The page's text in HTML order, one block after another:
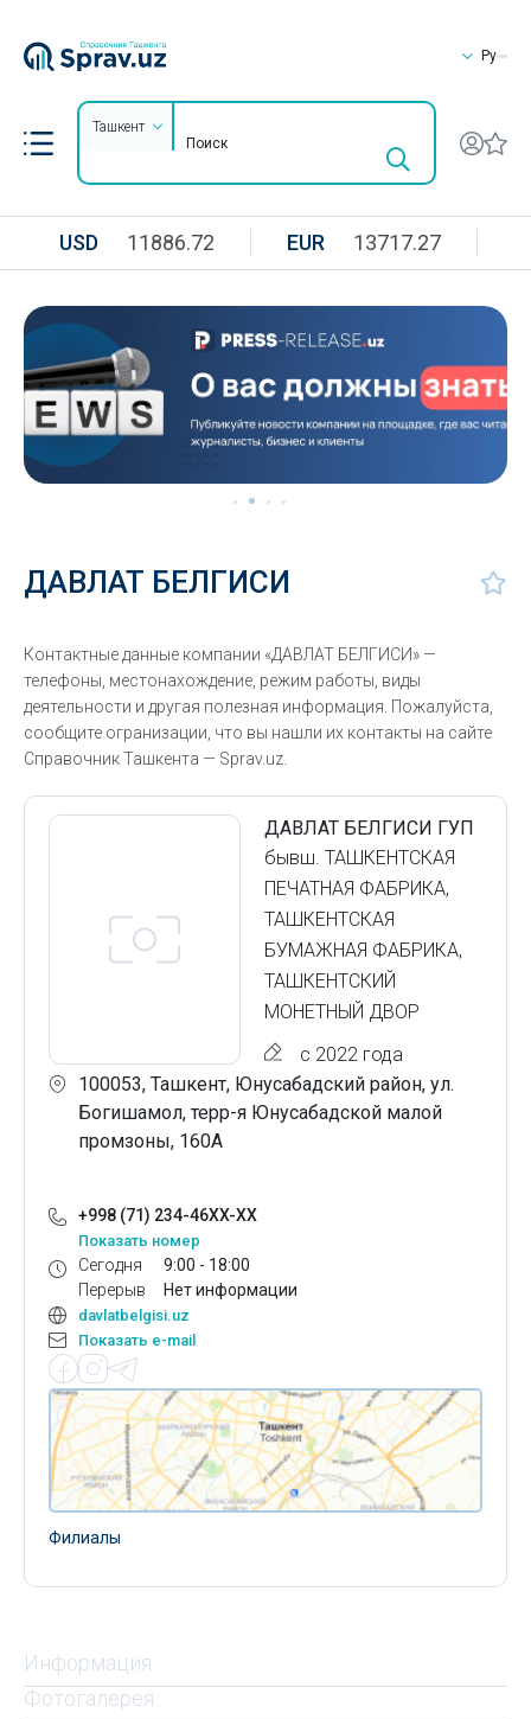
Ру
Ташкент
USD 11886.72 EUR 13717.27
ДАВЛАТ БЕЛГИСИ
Контактные данные компании «ДАВЛАТ БЕЛГИСИ» —
телефоны, местонахождение, режим работы, виды
деятельности и другая полезная информация. Пожалуйста,
сообщите огранизации, что вы нашли их контакты на сайте
Справочник Ташкента — Sprav.uz.
ДАВЛАТ БЕЛГИСИ ГУП
бывш. ТАШКЕНТСКАЯ
ПЕЧАТНАЯ ФАБРИКА,
ТАШКЕНТСКАЯ
БУМАЖНАЯ ФАБРИКА,
ТАШКЕНТСКИЙ
МОНЕТНЫЙ ДВОР
с 2022 года
100053, Ташкент, Юнусабадский район, ул.
Богишамол, терр-я Юнусабадской малой
промзоны, 160А
+998 (71) 234-46XX-XX
Показать номер
Сегодня
Перерыв
9:00 - 18:00
Нет информации
davlatbelgisi.uz
Показать e-mail
Филиалы
Информация
Фотогалерея